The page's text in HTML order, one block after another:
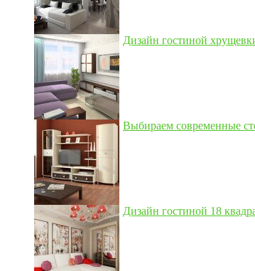
Дизайн гостиной
Выбираем современные
Дизайн гостиной 18